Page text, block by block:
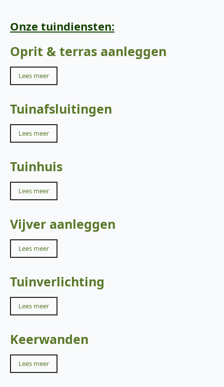
Onze tuindiensten:
Oprit & terras aanleggen
Lees meer
Tuinafsluitingen
Lees meer
Tuinhuis
Lees meer
Vijver aanleggen
Lees meer
Tuinverlichting
Lees meer
Keerwanden
Lees meer